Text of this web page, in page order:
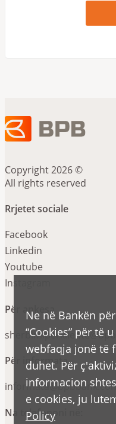
Copyright 2026 ©
All rights reserved
Rrjetet sociale
Facebook
Linkedin
Youtube
Instagram
Për ankesa
Për informata
Na telefononi në:
Ne në Bankën
“Cookies” për të
webfaqja jonë të
duhet. Për
informacion
e cookies, ju
Policy